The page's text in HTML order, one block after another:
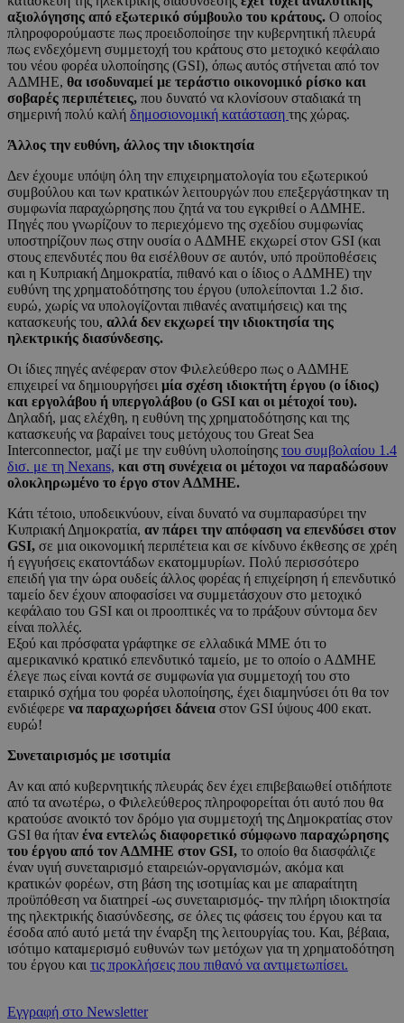
αξιολόγησης από εξωτερικό σύμβουλο του κράτους. Ο οποίος
πληροφορούμαστε πως προειδοποίησε την κυβερνητική πλευρά
πως ενδεχόμενη συμμετοχή του κράτους στο μετοχικό κεφάλαιο
του νέου φορέα υλοποίησης (GSI), όπως αυτός στήνεται από τον
ΑΔΜΗΕ, θα ισοδυναμεί με τεράστιο οικονομικό ρίσκο και
σοβαρές περιπέτειες, που δυνατό να κλονίσουν σταδιακά τη
σημερινή πολύ καλή δημοσιονομική κατάσταση της χώρας.
Άλλος την ευθύνη, άλλος την ιδιοκτησία
Δεν έχουμε υπόψη όλη την επιχειρηματολογία του εξωτερικού
συμβούλου και των κρατικών λειτουργών που επεξεργάστηκαν τη
συμφωνία παραχώρησης που ζητά να του εγκριθεί ο ΑΔΜΗΕ.
Πηγές που γνωρίζουν το περιεχόμενο της σχεδίου συμφωνίας
υποστηρίζουν πως στην ουσία ο ΑΔΜΗΕ εκχωρεί στον GSI (και
στους επενδυτές που θα εισέλθουν σε αυτόν, υπό προϋποθέσεις
και η Κυπριακή Δημοκρατία, πιθανό και ο ίδιος ο ΑΔΜΗΕ) την
ευθύνη της χρηματοδότησης του έργου (υπολείπονται 1.2 δισ.
ευρώ, χωρίς να υπολογίζονται πιθανές ανατιμήσεις) και της
κατασκευής του, αλλά δεν εκχωρεί την ιδιοκτησία της
ηλεκτρικής διασύνδεσης.
Οι ίδιες πηγές ανέφεραν στον Φιλελεύθερο πως ο ΑΔΜΗΕ
επιχειρεί να δημιουργήσει μία σχέση ιδιοκτήτη έργου (ο ίδιος)
και εργολάβου ή υπεργολάβου (ο GSI και οι μέτοχοί του).
Δηλαδή, μας ελέχθη, η ευθύνη της χρηματοδότησης και της
κατασκευής να βαραίνει τους μετόχους του Great Sea
Interconnector, μαζί με την ευθύνη υλοποίησης του συμβολαίου 1.4
δισ. με τη Nexans, και στη συνέχεια οι μέτοχοι να παραδώσουν
ολοκληρωμένο το έργο στον ΑΔΜΗΕ.
Κάτι τέτοιο, υποδεικνύουν, είναι δυνατό να συμπαρασύρει την
Κυπριακή Δημοκρατία, αν πάρει την απόφαση να επενδύσει στον
GSI, σε μια οικονομική περιπέτεια και σε κίνδυνο έκθεσης σε χρέη
ή εγγυήσεις εκατοντάδων εκατομμυρίων. Πολύ περισσότερο
επειδή για την ώρα ουδείς άλλος φορέας ή επιχείρηση ή επενδυτικό
ταμείο δεν έχουν αποφασίσει να συμμετάσχουν στο μετοχικό
κεφάλαιο του GSI και οι προοπτικές να το πράξουν σύντομα δεν
είναι πολλές.
Εξού και πρόσφατα γράφτηκε σε ελλαδικά ΜΜΕ ότι το
αμερικανικό κρατικό επενδυτικό ταμείο, με το οποίο ο ΑΔΜΗΕ
έλεγε πως είναι κοντά σε συμφωνία για συμμετοχή του στο
εταιρικό σχήμα του φορέα υλοποίησης, έχει διαμηνύσει ότι θα τον
ενδιέφερε να παραχωρήσει δάνεια στον GSI ύψους 400 εκατ.
ευρώ!
Συνεταιρισμός με ισοτιμία
Αν και από κυβερνητικής πλευράς δεν έχει επιβεβαιωθεί οτιδήποτε
από τα ανωτέρω, ο Φιλελεύθερος πληροφορείται ότι αυτό που θα
κρατούσε ανοικτό τον δρόμο για συμμετοχή της Δημοκρατίας στον
GSI θα ήταν ένα εντελώς διαφορετικό σύμφωνο παραχώρησης
του έργου από τον ΑΔΜΗΕ στον GSI, το οποίο θα διασφάλιζε
έναν υγιή συνεταιρισμό εταιρειών-οργανισμών, ακόμα και
κρατικών φορέων, στη βάση της ισοτιμίας και με απαραίτητη
προϋπόθεση να διατηρεί -ως συνεταιρισμός- την πλήρη ιδιοκτησία
της ηλεκτρικής διασύνδεσης, σε όλες τις φάσεις του έργου και τα
έσοδα από αυτό μετά την έναρξη της λειτουργίας του. Και, βέβαια,
ισότιμο καταμερισμό ευθυνών των μετόχων για τη χρηματοδότηση
του έργου και τις προκλήσεις που πιθανό να αντιμετωπίσει.
Εγγραφή στο Newsletter